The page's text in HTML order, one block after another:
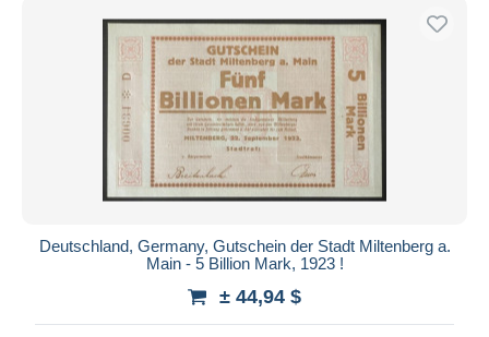
Deutschland, Germany, Gutschein der Stadt Miltenberg a.
Main - 5 Billion Mark, 1923 !
± 44,94 $